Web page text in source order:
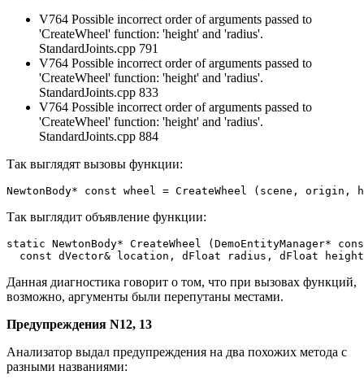
V764 Possible incorrect order of arguments passed to
'CreateWheel' function: 'height' and 'radius'.
StandardJoints.cpp 791
V764 Possible incorrect order of arguments passed to
'CreateWheel' function: 'height' and 'radius'.
StandardJoints.cpp 833
V764 Possible incorrect order of arguments passed to
'CreateWheel' function: 'height' and 'radius'.
StandardJoints.cpp 884
Так выглядят вызовы функции:
NewtonBody* const wheel = CreateWheel (scene,
Так выглядит объявление функции:
static NewtonBody* CreateWheel (DemoEntityManager*
const dVector& location, dFloat radius, dFloat
Данная диагностика говорит о том, что при вызовах функций,
возможно, аргументы были перепутаны местами.
Предупреждения N12, 13
Анализатор выдал предупреждения на два похожих метода с
разными названиями: